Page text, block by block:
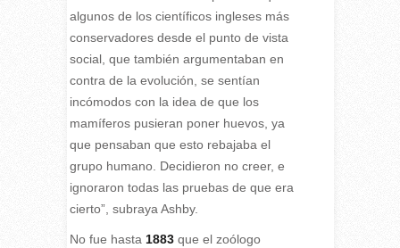
algunos de los científicos ingleses más
conservadores desde el punto de vista
social, que también argumentaban en
contra de la evolución, se sentían
incómodos con la idea de que los
mamíferos pusieran poner huevos, ya
que pensaban que esto rebajaba el
grupo humano. Decidieron no creer, e
ignoraron todas las pruebas de que era
cierto”, subraya Ashby.
No fue hasta 1883que el zoólogo